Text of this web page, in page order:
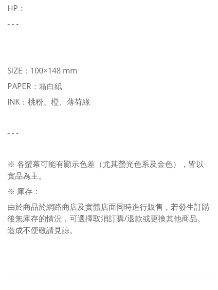
HP：
- - -
SIZE：100×148 mm
PAPER：霜白紙
INK：桃粉、橙、薄荷綠
- - -
※ 各螢幕可能有顯示色差（尤其螢光色系及金色），皆以
實品為主。
※ 庫存：
由於商品於網路商店及實體店面同時進行販售，若發生訂購
後無庫存的情況，可選擇取消訂購/退款或更換其他商品。
造成不便敬請見諒。